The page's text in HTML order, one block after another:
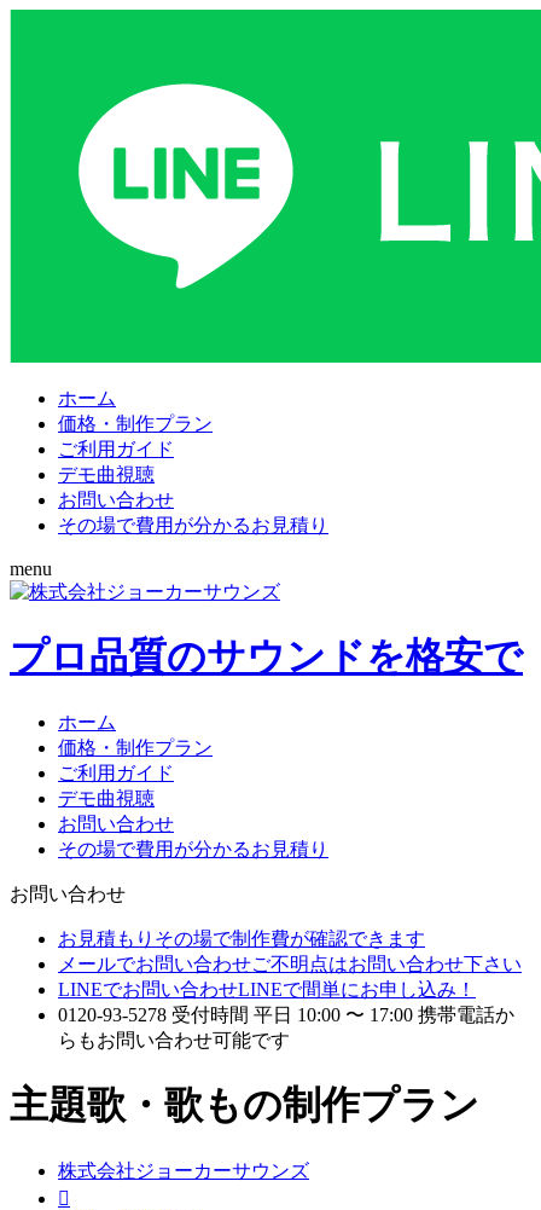
ホーム
価格・制作プラン
ご利用ガイド
デモ曲視聴
お問い合わせ
その場で費用が分かるお見積り
menu
プロ品質のサウンドを格安で
ホーム
価格・制作プラン
ご利用ガイド
デモ曲視聴
お問い合わせ
その場で費用が分かるお見積り
お問い合わせ
お見積もり その場で制作費が確認できます
メールでお問い合わせご不明点はお問い合わせ下さい
LINEでお問い合わせLINEで間単にお申し込み！
0120-93-5278 受付時間 平日 10:00 〜 17:00 携帯電話か
らもお問い合わせ可能です
主題歌・歌もの制作プラン
株式会社ジョーカーサウンズ
